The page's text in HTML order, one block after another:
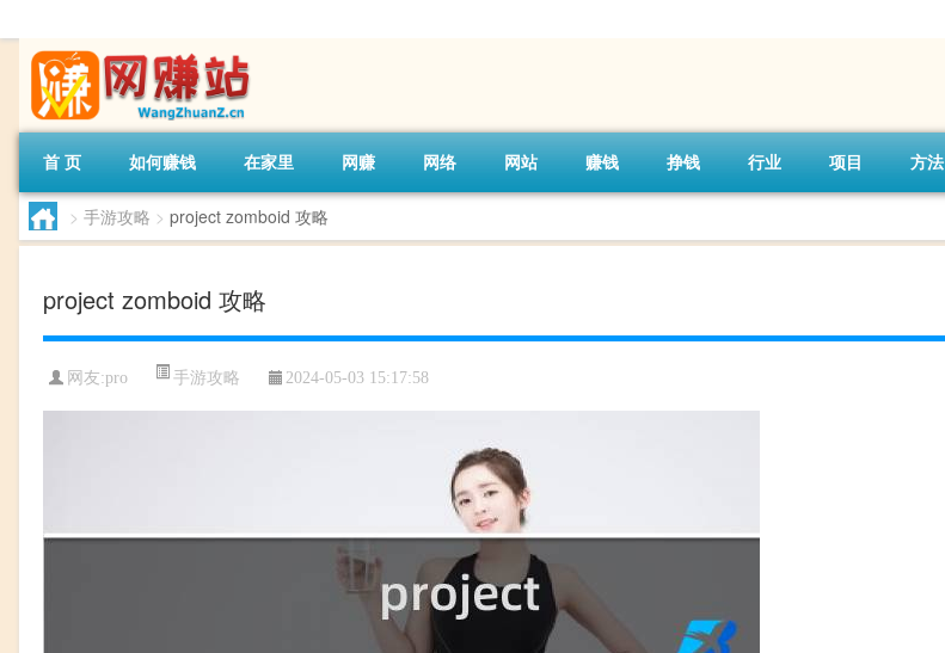
首 页 如何赚钱 在家里 网赚 网络 网站 赚钱 挣钱 行业 项目 方法
> 手游攻略 > project zomboid 攻略
project zomboid 攻略
网友:pro 手游攻略 2024-05-03 15:17:58